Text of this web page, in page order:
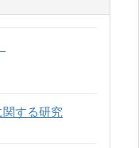
する研究